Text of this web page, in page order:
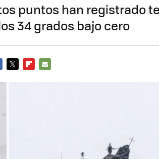
puntos han registrado
34 grados bajo cero